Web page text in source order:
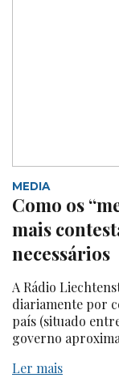
MEDIA
Como os
mais
necessários
A Rádio
diariamente por
país (situado
governo
Ler mais